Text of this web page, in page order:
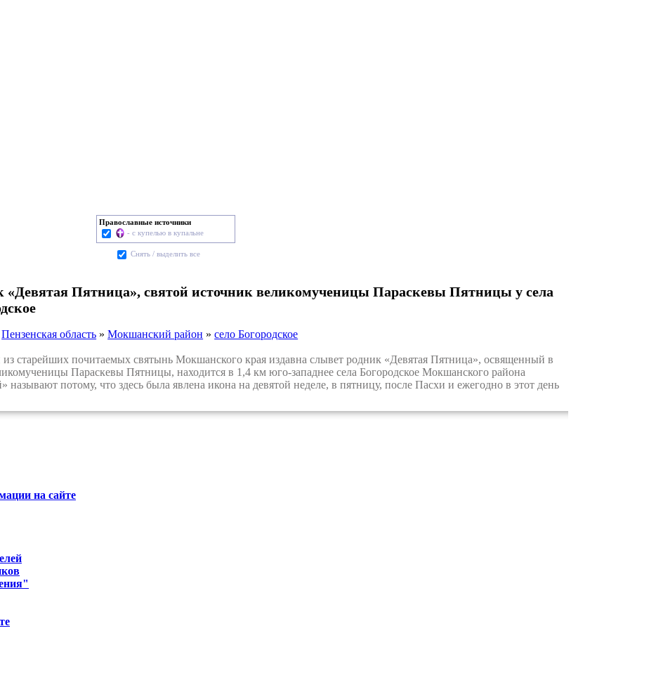
Православные источники
- с купелью в купальне
Cнять / выделить все
«Девятая Пятница», святой источник великомученицы Параскевы Пятницы у села
Пензенская область »Мокшанский район »село Богородское
старейших почитаемых святынь Мокшанского края издавна слывет родник «Девятая Пятница», освященный в
Параскевы Пятницы, находится в 1,4 км юго-западнее села Богородское Мокшанского района
потому, что здесь была явлена икона на девятой неделе, в пятницу, после Пасхи и ежегодно в этот день
на сайте